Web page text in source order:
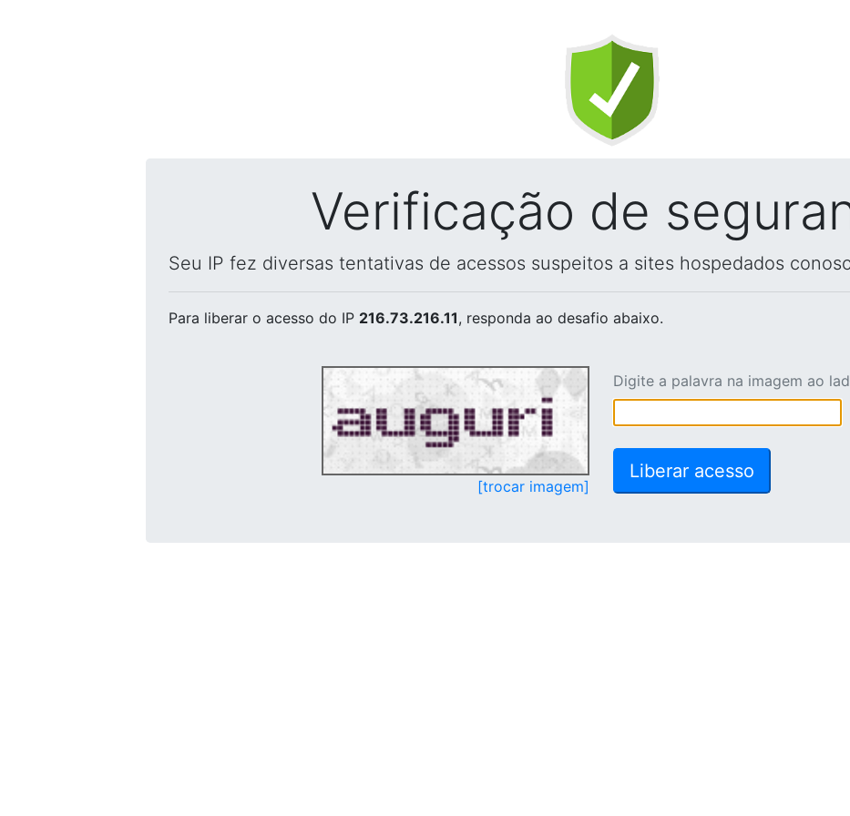
Verificação de
Seu IP fez diversas tentativas de acessos suspeitos a sites hospedados
Para liberar o acesso do IP 216.73.216.11, responda ao desafio abaixo.
[trocar imagem]
Digite a palavra na imagem ao